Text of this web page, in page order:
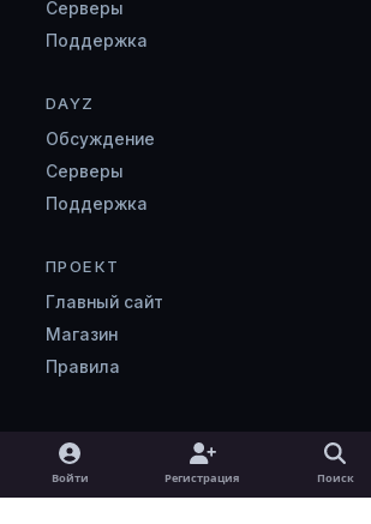
Серверы
Поддержка
DAYZ
Обсуждение
Серверы
Поддержка
ПРОЕКТ
Главный сайт
Магазин
Правила
Light ModeDark ModeSystem Preference
Войти Регистрация Поиск